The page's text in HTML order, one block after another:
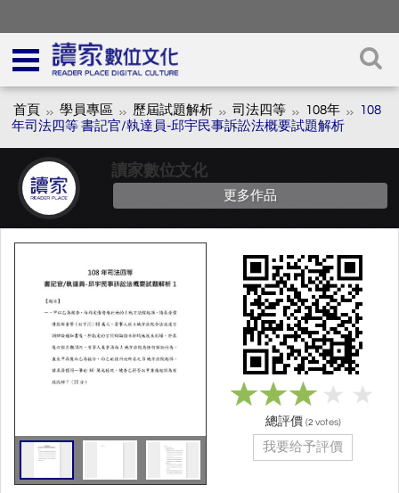
首頁 學員專區 歷屆試題解析 司法四等 108年
108
年司法四等 書記官/執達員-邱宇民事訴訟法概要試題解析
讀家數位文化
更多作品
總評價 (2 votes)
我要给予評價